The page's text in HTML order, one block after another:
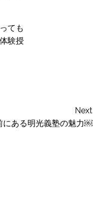
ても
験授
Next
にある明光義塾の魅力￼